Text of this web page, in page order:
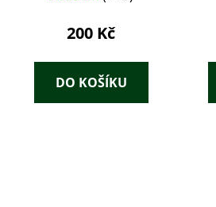
200 Kč
DO KOŠÍKU